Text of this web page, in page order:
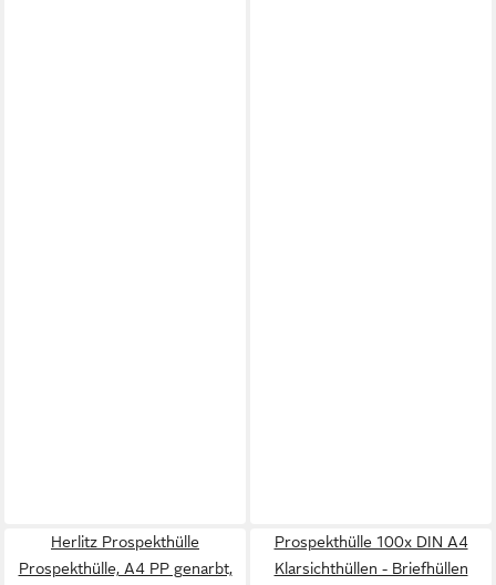
Herlitz Prospekthülle
Prospekthülle, A4 PP genarbt,
Prospekthülle 100x DIN A4
Klarsichthüllen - Briefhüllen